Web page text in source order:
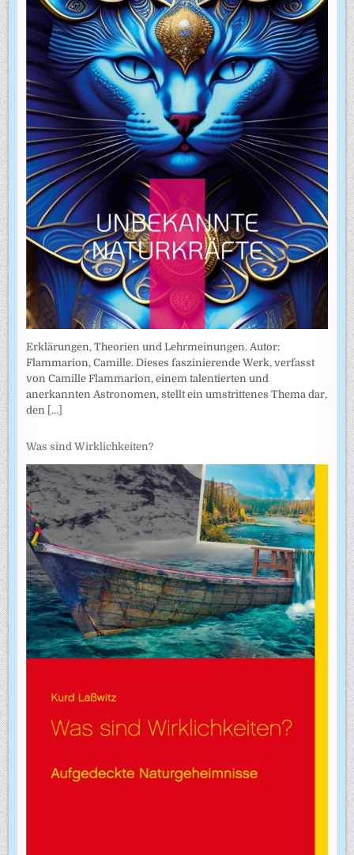
Erklärungen, Theorien und Lehrmeinungen. Autor:
Flammarion, Camille. Dieses faszinierende Werk, verfasst
von Camille Flammarion, einem talentierten und
anerkannten Astronomen, stellt ein umstrittenes Thema dar,
den [...]
Was sind Wirklichkeiten?